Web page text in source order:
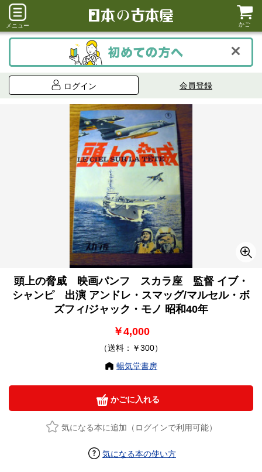
メニュー かご
ログイン 会員登録
頭上の脅威 映画パンフ スカラ座 監督 イブ・
シャンピ 出演 アンドレ・スマッグ/マルセル・ボ
ズフィ/ジャック・モノ 昭和40年
￥4,000
（送料：￥300）
暢気堂書房
かごに入れる
気になる本に追加（ログインで利用可能）
気になる本の使い方